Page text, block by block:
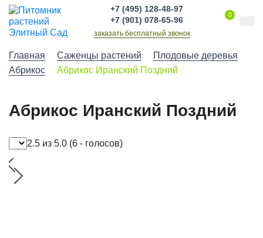
+7 (495) 128-48-97
+7 (901) 078-65-96
заказать бесплатный звонок
0
Главная Саженцы растений
Плодовые деревья
Абрикос
Абрикос Иранский Поздний
Абрикос Иранский Поздний
2.5 из 5.0 (6 - голосов)